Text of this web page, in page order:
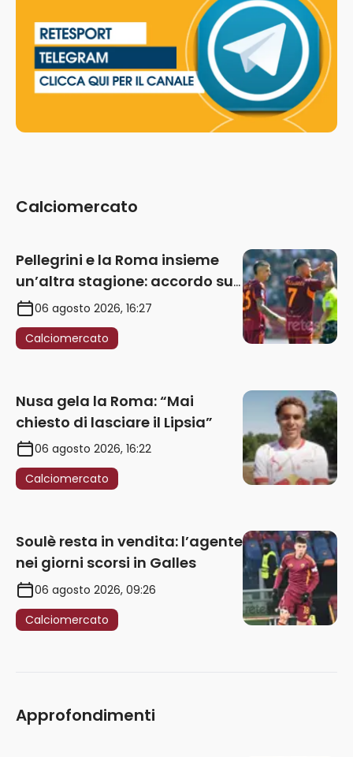
Calciomercato
Pellegrini e la Roma insieme
un’altra stagione: accordo sul
rinnovo annuale
06 agosto 2026, 16:27
Calciomercato
Nusa gela la Roma: “Mai
chiesto di lasciare il Lipsia”
06 agosto 2026, 16:22
Calciomercato
Soulè resta in vendita: l’agente
nei giorni scorsi in Galles
06 agosto 2026, 09:26
Calciomercato
Approfondimenti